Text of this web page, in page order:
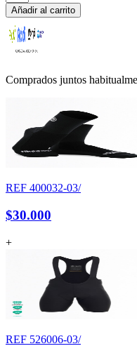
Añadir al carrito
Comprados juntos
REF 400032-03/
$30.000
+
REF 526006-03/